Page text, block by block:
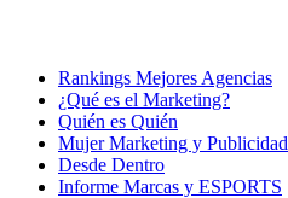
Rankings Mejores Agencias
¿Qué es el Marketing?
Quién es Quién
Mujer Marketing y Publicidad
Desde Dentro
Informe Marcas y ESPORTS